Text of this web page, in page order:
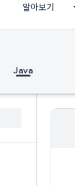
알아보기
Java